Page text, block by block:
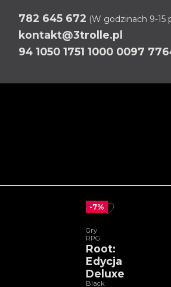
782 645 672 (W godzinach 9-15
kontakt@3trolle.pl
94 1050 1751 1000 0097
-7%
Gry
RPG
Root:
Edycja
Deluxe
Black